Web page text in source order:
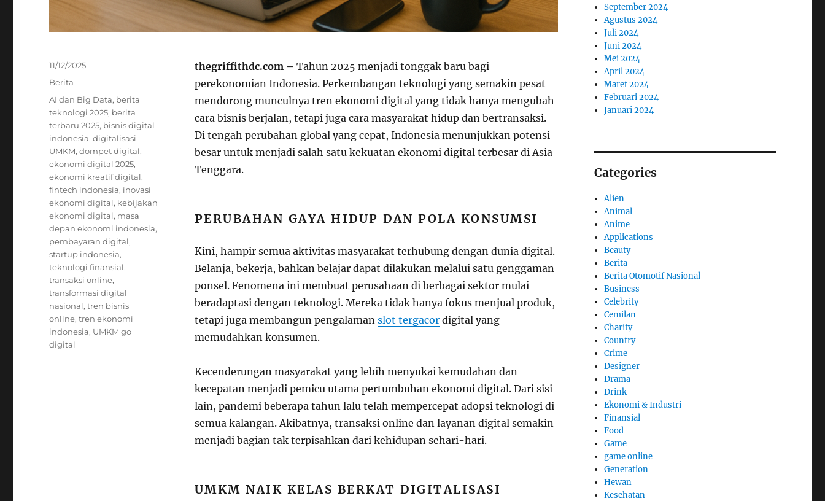
thegriffithdc.com – Tahun 2025 menjadi tonggak baru bagi
perekonomian Indonesia. Perkembangan teknologi yang semakin pesat
mendorong munculnya tren ekonomi digital yang tidak hanya mengubah
cara bisnis berjalan, tetapi juga cara masyarakat hidup dan bertransaksi.
Di tengah perubahan global yang cepat, Indonesia menunjukkan potensi
besar untuk menjadi salah satu kekuatan ekonomi digital terbesar di Asia
Tenggara.
PERUBAHAN GAYA HIDUP DAN POLA KONSUMSI
Kini, hampir semua aktivitas masyarakat terhubung dengan dunia digital.
Belanja, bekerja, bahkan belajar dapat dilakukan melalui satu genggaman
ponsel. Fenomena ini membuat perusahaan di berbagai sektor mulai
beradaptasi dengan teknologi. Mereka tidak hanya fokus menjual produk,
tetapi juga membangun pengalaman slot tergacordigital yang
memudahkan konsumen.
Kecenderungan masyarakat yang lebih menyukai kemudahan dan
kecepatan menjadi pemicu utama pertumbuhan ekonomi digital. Dari sisi
lain, pandemi beberapa tahun lalu telah mempercepat adopsi teknologi di
semua kalangan. Akibatnya, transaksi online dan layanan digital semakin
menjadi bagian tak terpisahkan dari kehidupan sehari-hari.
UMKM NAIK KELAS BERKAT DIGITALISASI
Posted
11/12/2025
Categories
Berita
Tags
AI dan Big Data, berita
teknologi 2025, berita
terbaru 2025, bisnis digital
indonesia,digitalisasi
UMKM,dompet digital,
ekonomi digital 2025,
ekonomi kreatif digital,
fintech indonesia, inovasi
ekonomi digital, kebijakan
ekonomi digital, masa
depan ekonomi indonesia,
pembayaran digital,
startup indonesia,
teknologi finansial,
transaksi online,
transformasi digital
nasional,tren bisnis
online,tren ekonomi
indonesia, UMKM go
digital
September 2024
Agustus 2024
Juli 2024
Juni 2024
Mei 2024
April 2024
Maret 2024
Februari 2024
Januari 2024
Categories
Alien
Animal
Anime
Applications
Beauty
Berita
Berita Otomotif Nasional
Business
Celebrity
Cemilan
Charity
Country
Crime
Designer
Drama
Drink
Ekonomi & Industri
Finansial
Food
Game
game online
Generation
Hewan
Kesehatan